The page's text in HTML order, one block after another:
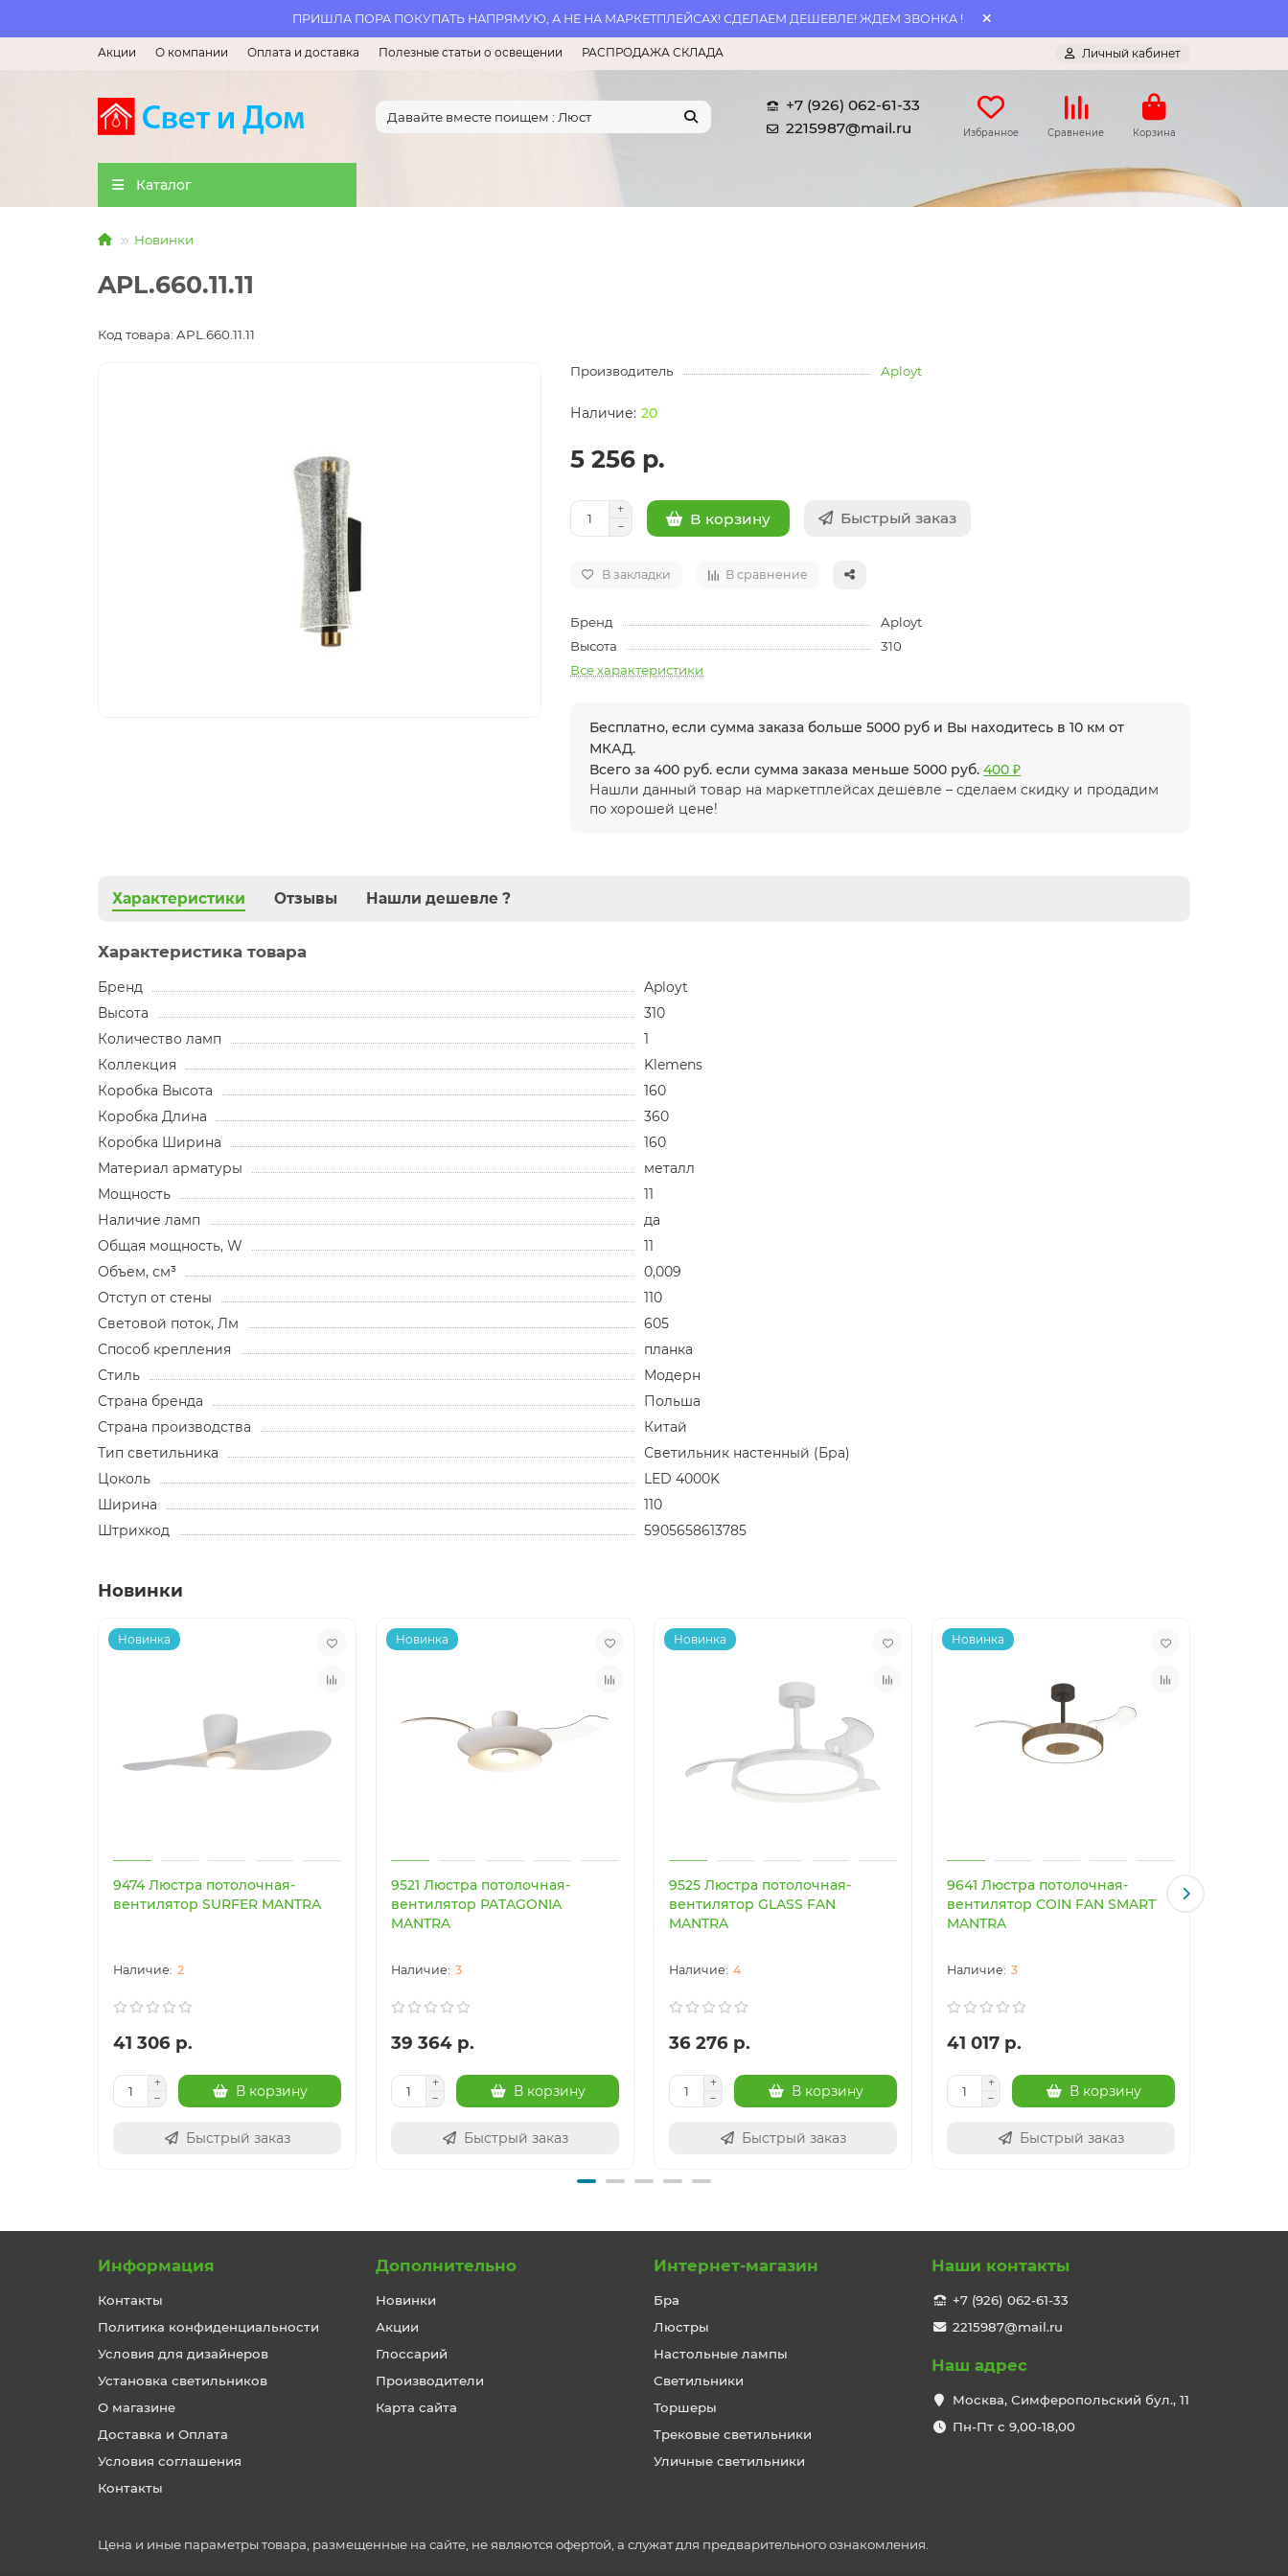
ПРИШЛА ПОРА ПОКУПАТЬ НАПРЯМУЮ, А НЕ НА МАРКЕТПЛЕЙСАХ! СДЕЛАЕМ ДЕШЕВЛЕ! ЖДЕМ ЗВОНКА !
Акции О компании Оплата и доставка Полезные статьи о освещении РАСПРОДАЖА СКЛАДА Личный кабинет
+7 (926) 062-61-33
2215987@mail.ru
Избранное Сравнение Корзина
Каталог
Новинки
APL.660.11.11
Код товара: APL.660.11.11
Производитель Aployt
20
5 256 р.
В корзину Быстрый заказ
В закладки В сравнение
Бренд
Aployt
Высота
310
Все характеристики
Бесплатно, если сумма заказа больше 5000 руб и Вы находитесь в 10 км от
МКАД.
Всего за 400 руб. если сумма заказа меньше 5000 руб.400 ₽
Нашли данный товар на маркетплейсах дешевле – сделаем скидку и продадим
по хорошей цене!
Характеристики Отзывы Нашли дешевле ?
Характеристика товара
Бренд
Aployt
Высота
310
Количество ламп
1
Коллекция
Klemens
Коробка Высота
160
Коробка Длина
360
Коробка Ширина
160
Материал арматуры
металл
Мощность
11
Наличие ламп
да
Общая мощность, W
11
Объем, см³
0,009
Отступ от стены
110
Световой поток, Лм
605
Способ крепления
планка
Стиль
Модерн
Страна бренда
Польша
Страна производства
Китай
Тип светильника
Светильник настенный (Бра)
Цоколь
LED 4000K
Ширина
110
Штрихкод
5905658613785
Новинки
Новинка
9474 Люстра потолочная-
вентилятор SURFER MANTRA
2
41 306 р.
В корзину
Быстрый заказ
Новинка
9521 Люстра потолочная-
вентилятор PATAGONIA
MANTRA
3
39 364 р.
В корзину
Быстрый заказ
Новинка
9525 Люстра потолочная-
вентилятор GLASS FAN
MANTRA
4
36 276 р.
В корзину
Быстрый заказ
Новинка
9641 Люстра потолочная-
вентилятор COIN FAN SMART
MANTRA
3
41 017 р.
В корзину
Быстрый заказ
Информация
Контакты
Политика конфиденциальности
Условия для дизайнеров
Установка светильников
О магазине
Доставка и Оплата
Условия соглашения
Контакты
Дополнительно
Новинки
Акции
Глоссарий
Производители
Карта сайта
Интернет-магазин
Бра
Люстры
Настольные лампы
Светильники
Торшеры
Трековые светильники
Уличные светильники
Наши контакты
+7 (926) 062-61-33
2215987@mail.ru
Наш адрес
Москва, Симферопольский бул., 11
Пн-Пт с 9,00-18,00
Цена и иные параметры товара, размещенные на сайте, не являются офертой, а служат для предварительного ознакомления.